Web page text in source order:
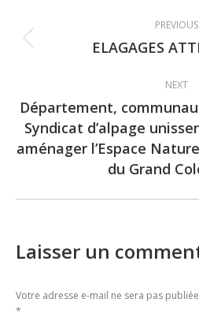
navigation
PREVIOUS
ELAGAGES
NEXT
Département,
Syndicat d’alpage
aménager l’Espace
du Grand
Laisser un
Votre adresse e-mail ne sera pas
*